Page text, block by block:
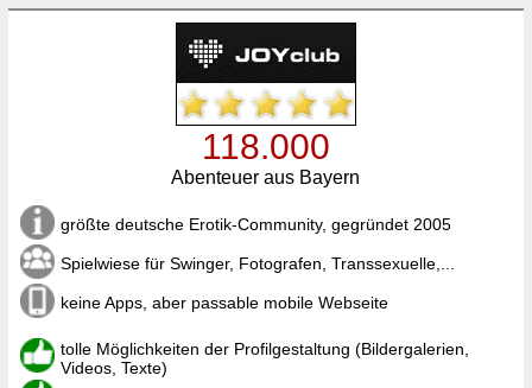
118.000
Abenteuer aus Bayern
größte deutsche Erotik-Community, gegründet 2005
Spielwiese für Swinger, Fotografen, Transsexuelle,...
keine Apps, aber passable mobile Webseite
tolle Möglichkeiten der Profilgestaltung (Bildergalerien,
Videos, Texte)